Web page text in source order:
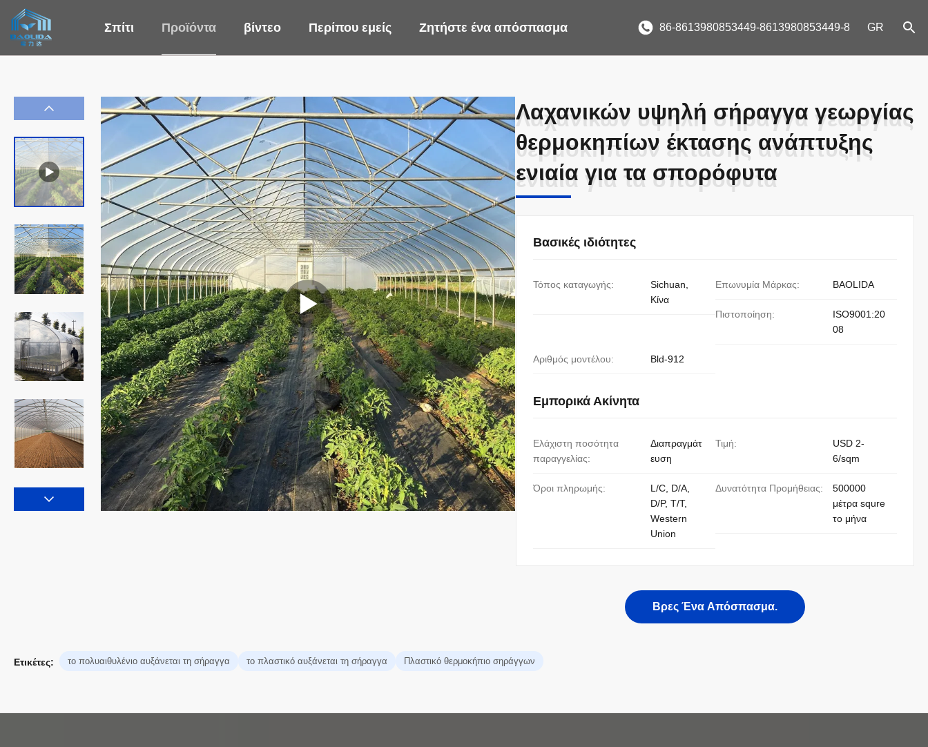
Σπίτι Προϊόντα βίντεο Περίπου εμείς Ζητήστε ένα απόσπασμα 86-8613980853449-8613980853449-8 GR
Λαχανικών υψηλή σήραγγα γεωργίας
θερμοκηπίων έκτασης ανάπτυξης
ενιαία για τα σπορόφυτα
Λαχανικών υψηλή σήραγγα γεωργίας
θερμοκηπίων έκτασης ανάπτυξης
ενιαία για τα σπορόφυτα
Βασικές ιδιότητες
Τόπος καταγωγής:
Sichuan,
Κίνα
Επωνυμία Μάρκας: BAOLIDA
Πιστοποίηση:
ISO9001:20
08
Αριθμός μοντέλου: Bld-912
Εμπορικά Ακίνητα
Ελάχιστη ποσότητα
παραγγελίας:
Διαπραγμάτ
ευση
Τιμή:
USD 2-
6/sqm
Όροι πληρωμής:
L/C, D/A,
D/P, T/T,
Western
Union
Δυνατότητα Προμήθειας:
500000
μέτρα squre
το μήνα
Βρες Ένα Απόσπασμα.
Ετικέτες: το πολυαιθυλένιο αυξάνεται τη σήραγγα το πλαστικό αυξάνεται τη σήραγγα Πλαστικό θερμοκήπιο σηράγγων